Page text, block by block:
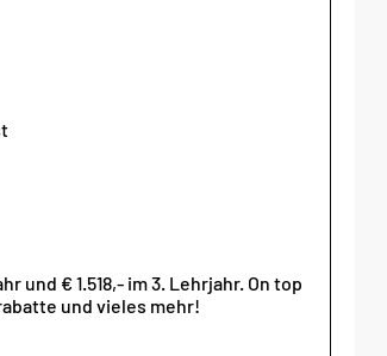
und € 1.518,- im 3. Lehrjahr. On top
und vieles mehr!